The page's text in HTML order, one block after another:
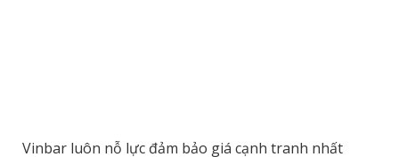
Vinbar luôn nỗ lực đảm bảo giá cạnh tranh nhất